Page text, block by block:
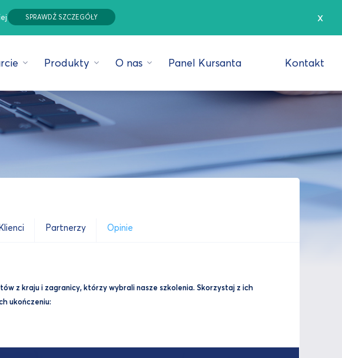
SPRAWDŹ SZCZEGÓŁY x
Produkty O nas Panel Kursanta Kontakt
Partnerzy Opinie
z kraju i zagranicy, którzy wybrali nasze szkolenia. Skorzystaj z ich
ukończeniu: